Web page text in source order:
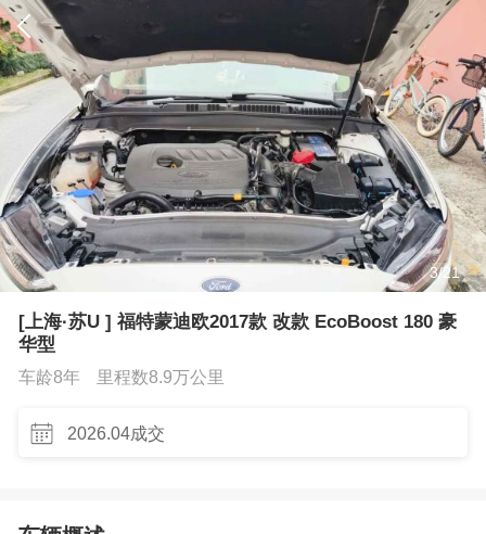
3/21
[上海·苏U ] 福特蒙迪欧2017款 改款 EcoBoost 180 豪
华型
车龄8年 里程数8.9万公里
2026.04成交